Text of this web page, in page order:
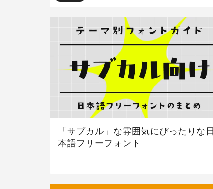
「サブカル」な雰囲気にぴったりな日
本語フリーフォント